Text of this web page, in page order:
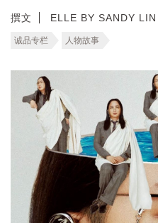
撰文 ELLE BY SANDY LIN
诚品专栏 人物故事